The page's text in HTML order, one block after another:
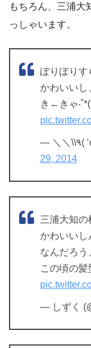
もちろん、三浦大
っしゃいます。
ぽりぽりす
かわいいし
き←きゃ
29, 2014
三浦大知
かわいいし
なんだろう
この頃の髪
— しずく